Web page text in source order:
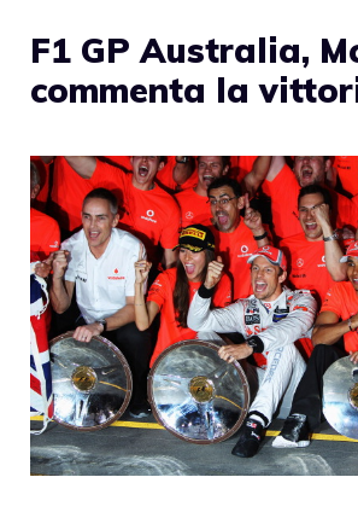
F1 GP Australia,
commenta la